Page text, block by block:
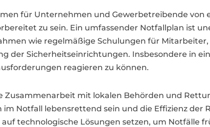
für Unternehmen und Gewerbetreibende
zu sein. Ein umfassender Notfallplan ist
wie regelmäßige Schulungen für
der Sicherheitseinrichtungen. Insbesondere in
reagieren zu können.
Zusammenarbeit mit lokalen Behörden und
Notfall lebensrettend sein und die Effizienz
technologische Lösungen setzen, um Notfälle